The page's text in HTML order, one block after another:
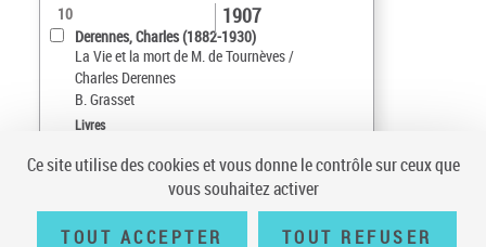
10
Derennes, Charles (1882-1930)
La Vie et la mort de M. de Tournèves /
Charles Derennes
B. Grasset
1907
Livres
Date (croissant)
sur 9
10
résultats/page
Ce site utilise des cookies et vous donne le contrôle sur ceux que
vous souhaitez activer
TOUT ACCEPTER TOUT REFUSER